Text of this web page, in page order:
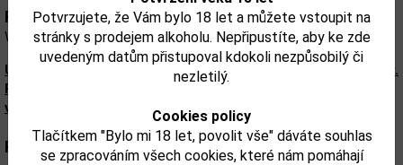
Potvrzujete, že Vám bylo 18 let a můžete vstoupit na
stránky s prodejem alkoholu. Nepřipustíte, aby ke zde
uvedeným datům přistupoval kdokoli nezpůsobilý či
nezletilý.
Cookies policy
Tlačítkem "Bylo mi 18 let, povolit vše" dáváte souhlas
se zpracováním všech cookies, které nám pomáhají
Popis:
WYBOROWA Exquisite 1 l 40%
Upozorňujeme, že tento produkt může obsahovat alergeny.
Přesné složení a alergeny jsou k dispozici na obalu
výrobku. Zkontrolujte prosím před konzumací.
Parametry: